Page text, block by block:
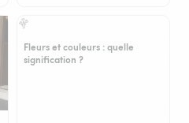
Fleurs et couleurs : quelle
signification ?